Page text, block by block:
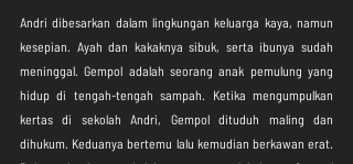
⁣Andri dibesarkan dalam lingkungan keluarga kaya, namun
kesepian. Ayah dan kakaknya sibuk, serta ibunya sudah
meninggal. Gempol adalah seorang anak pemulung yang
hidup di tengah-tengah sampah. Ketika mengumpulkan
kertas di sekolah Andri, Gempol dituduh maling dan
dihukum. Keduanya bertemu lalu kemudian berkawan erat.